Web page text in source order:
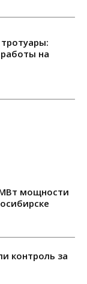
на
МВт мощности
контроль за